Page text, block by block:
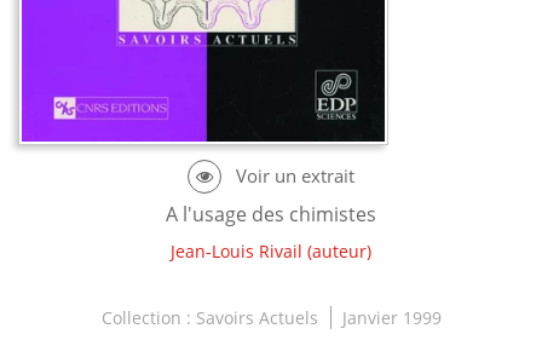
A l'usage des chimistes
Jean-Louis Rivail (auteur)
Collection : Savoirs Actuels
Janvier 1999